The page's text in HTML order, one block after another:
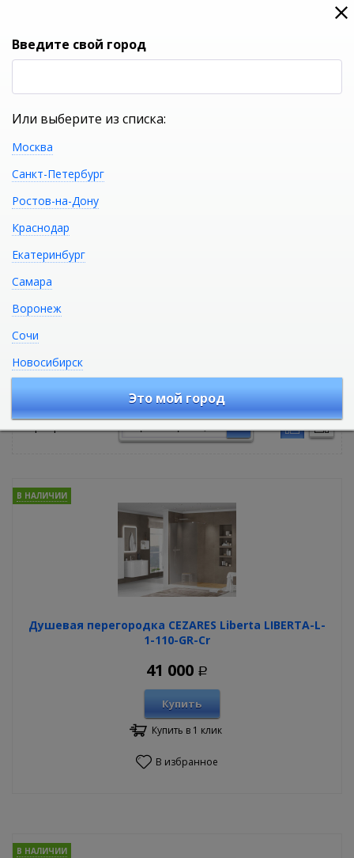
0
Душевые перегородки
Сортировать по:
Душевая перегородка CEZARES Liberta LIBERTA-L-
1-110-GR-Cr
В НАЛИЧИИ
41 000 Р
Купить
Купить в 1 клик
В избранное
В НАЛИЧИИ
Введите свой город
Или выберите из списка:
Москва
Санкт-Петербург
Ростов-на-Дону
Краснодар
Екатеринбург
Самара
Воронеж
Сочи
Новосибирск
Это мой город